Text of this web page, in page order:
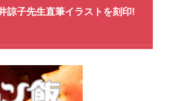
諒子先生直筆イラストを刻印!